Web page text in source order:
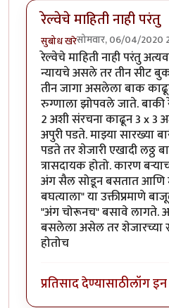
रेल्वेचे माहिती नाही परंतु
सुबोध खरेसोमवार, 06/04/2020
रेल्वेचे माहिती नाही परंतु
न्यायचे असले तर तीन सीट
तीन जागा असलेला बाक
रुग्णाला झोपवले जाते. बाकी
2 अशी संरचना काढून 3 x 3
अपुरी पडते. माझ्या सारख्या
पडते तर शेजारी एखादी लठ्ठ
त्रासदायक होतो. कारण
अंग सैल सोडून बसतात आणि
बघत्याला" या उक्तीप्रमाणे
"अंग चोरूनच" बसावे लागते.
बसलेला असेल तर शेजारच्या
होतोच
प्रतिसाद देण्यासाठीलॉग